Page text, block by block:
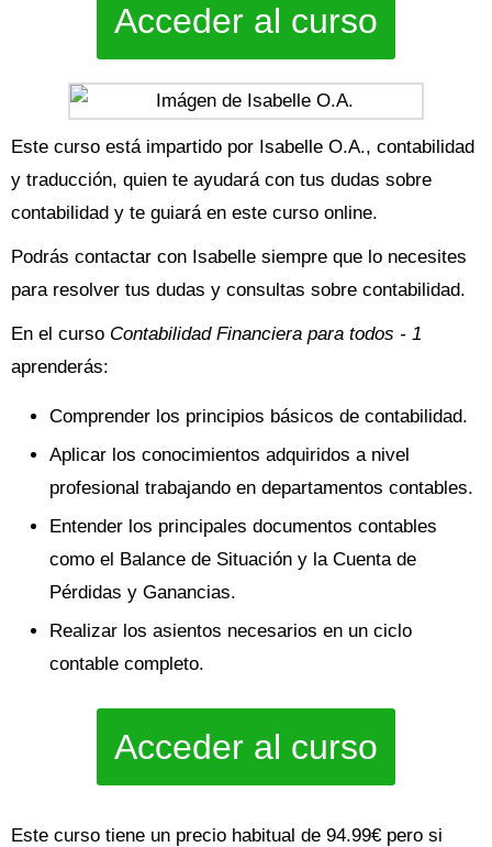
Acceder al curso
Este curso está impartido por Isabelle O.A., contabilidad
y traducción, quien te ayudará con tus dudas sobre
contabilidad y te guiará en este curso online.
Podrás contactar con Isabelle siempre que lo necesites
para resolver tus dudas y consultas sobre contabilidad.
En el curso Contabilidad Financiera para todos - 1
aprenderás:
Comprender los principios básicos de contabilidad.
Aplicar los conocimientos adquiridos a nivel
profesional trabajando en departamentos contables.
Entender los principales documentos contables
como el Balance de Situación y la Cuenta de
Pérdidas y Ganancias.
Realizar los asientos necesarios en un ciclo
contable completo.
Acceder al curso
Este curso tiene un precio habitual de 94.99€ pero si